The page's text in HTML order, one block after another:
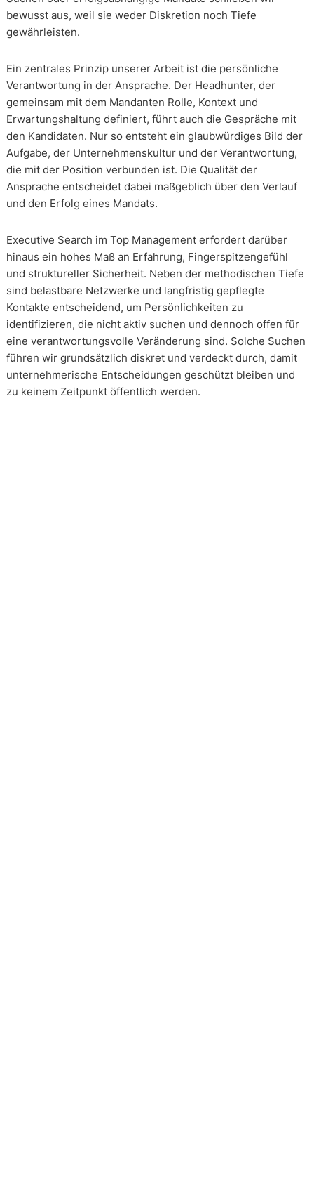
bewusst aus, weil sie weder Diskretion noch Tiefe
gewährleisten.
Ein zentrales Prinzip unserer Arbeit ist die persönliche
Verantwortung in der Ansprache. Der Headhunter, der
gemeinsam mit dem Mandanten Rolle, Kontext und
Erwartungshaltung definiert, führt auch die Gespräche mit
den Kandidaten. Nur so entsteht ein glaubwürdiges Bild der
Aufgabe, der Unternehmenskultur und der Verantwortung,
die mit der Position verbunden ist. Die Qualität der
Ansprache entscheidet dabei maßgeblich über den Verlauf
und den Erfolg eines Mandats.
Executive Search im Top Management erfordert darüber
hinaus ein hohes Maß an Erfahrung, Fingerspitzengefühl
und struktureller Sicherheit. Neben der methodischen Tiefe
sind belastbare Netzwerke und langfristig gepflegte
Kontakte entscheidend, um Persönlichkeiten zu
identifizieren, die nicht aktiv suchen und dennoch offen für
eine verantwortungsvolle Veränderung sind. Solche Suchen
führen wir grundsätzlich diskret und verdeckt durch, damit
unternehmerische Entscheidungen geschützt bleiben und
zu keinem Zeitpunkt öffentlich werden.